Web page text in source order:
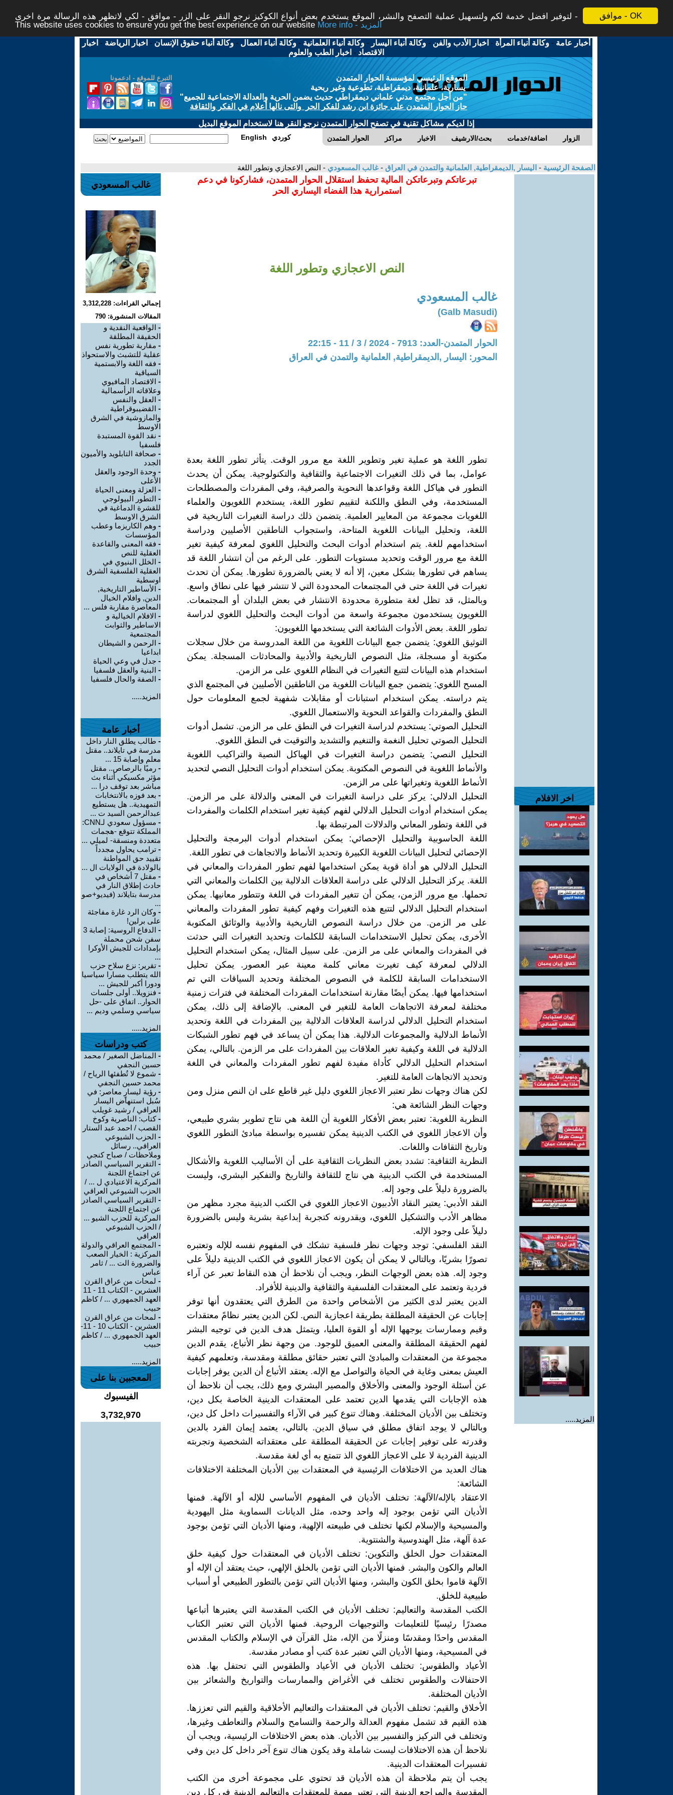
موافق - OK
لتوفير افضل خدمة لكم ولتسهيل عملية التصفح والنشر، الموقع يستخدم بعض أنواع الكوكيز نرجو النقر على الزر - موافق - لكي لاتظهر هذه الرسالة مرة اخرى -
This website uses cookies to ensure you get the best experience on our website
More info - المزيد
أخبار عامة -وكالة أنباء المرأة - اخبار الأدب والفن -وكالة أنباء اليسار -وكالة أنباء العلمانية -وكالة أنباء العمال -وكالة أنباء حقوق الإنسان - اخبار الرياضة - اخبار
الاقتصاد - اخبار الطب والعلوم
التبرع للموقع - ادعمونا
الموقع الرئيسي لمؤسسة الحوار المتمدن
يسارية، علمانية، ديمقراطية، تطوعية وغير ربحية
"من أجل مجتمع مدني علماني ديمقراطي حديث يضمن الحرية والعدالة الاجتماعية للجميع"
حاز الحوار المتمدن على جائزة ابن رشد للفكر الحر والتى نالها أعلام في الفكر والثقافة
إذا لديكم مشاكل تقنية في تصفح الحوار المتمدن نرجو النقر هنا لاستخدام الموقع البديل
الحوار المتمدن مراكز الاخبار بحث/الارشيف اضافة/خدمات الزوار English كوردي
الصفحة الرئيسية - اليسار ,الديمقراطية, العلمانية والتمدن في العراق - غالب المسعودي - النص الاعجازي وتطور اللغة
اخر الافلام
المزيد.....
تبرعاتكم وتبرعاتكن المالية تحفظ استقلال الحوار المتمدن، فشاركونا في دعم
استمرارية هذا الفضاء اليساري الحر
النص الاعجازي وتطور اللغة
غالب المسعودي
(Galb Masudi)
الحوار المتمدن-العدد: 7913 - 2024 / 3 / 11 - 22:15
المحور: اليسار ,الديمقراطية, العلمانية والتمدن في العراق
تطور اللغة هو عملية تغير وتطوير اللغة مع مرور الوقت. يتأثر تطور اللغة بعدة
عوامل، بما في ذلك التغيرات الاجتماعية والثقافية والتكنولوجية. يمكن أن يحدث
التطور في هياكل اللغة وقواعدها النحوية والصرفية، وفي المفردات والمصطلحات
المستخدمة، وفي النطق واللكنة لتقييم تطور اللغة، يستخدم اللغويون والعلماء
اللغويات مجموعة من المعايير العلمية. يتضمن ذلك دراسة التغيرات التاريخية في
اللغة، وتحليل البيانات اللغوية المتاحة، واستجواب الناطقين الأصليين ودراسة
استخدامهم للغة. يتم استخدام أدوات البحث والتحليل اللغوي لمعرفة كيفية تغير
اللغة مع مرور الوقت وتحديد مستويات التطور. على الرغم من أن انتشار اللغة قد
يساهم في تطورها بشكل معين، إلا أنه لا يعني بالضرورة تطورها. يمكن أن تحدث
تغيرات في اللغة حتى في المجتمعات المحدودة التي لا تنتشر فيها على نطاق واسع.
وبالمثل، قد تظل لغة متطورة محدودة الانتشار في بعض البلدان أو المجتمعات.
اللغويون يستخدمون مجموعة واسعة من أدوات البحث والتحليل اللغوي لدراسة
تطور اللغة. بعض الأدوات الشائعة التي يستخدمها اللغويون:
التوثيق اللغوي: يتضمن جمع البيانات اللغوية من اللغة المدروسة من خلال سجلات
مكتوبة أو مسجلة، مثل النصوص التاريخية والأدبية والمحادثات المسجلة. يمكن
استخدام هذه البيانات لتتبع التغيرات في النظام اللغوي على مر الزمن.
المسح اللغوي: يتضمن جمع البيانات اللغوية من الناطقين الأصليين في المجتمع الذي
يتم دراسته. يمكن استخدام استبانات أو مقابلات شفهية لجمع المعلومات حول
النطق والمفردات والقواعد النحوية والاستعمال اللغوي.
التحليل الصوتي: يستخدم لدراسة التغيرات في النطق على مر الزمن. تشمل أدوات
التحليل الصوتي تحليل النغمة والتنغيم والتشديد والتوقيت في النطق اللغوي.
التحليل النصي: يتضمن دراسة التغيرات في الهياكل النصية والتراكيب اللغوية
والأنماط اللغوية في النصوص المكتوبة. يمكن استخدام أدوات التحليل النصي لتحديد
الأنماط اللغوية وتغيراتها على مر الزمن.
التحليل الدلالي: يركز على دراسة التغيرات في المعنى والدلالة على مر الزمن.
يمكن استخدام أدوات التحليل الدلالي لفهم كيفية تغير استخدام الكلمات والمفردات
في اللغة وتطور المعاني والدلالات المرتبطة بها.
اللغة الحاسوبية والتحليل الإحصائي: يمكن استخدام أدوات البرمجة والتحليل
الإحصائي لتحليل البيانات اللغوية الكبيرة وتحديد الأنماط والاتجاهات في تطور اللغة.
التحليل الدلالي هو أداة قوية يمكن استخدامها لفهم تطور المفردات والمعاني في
اللغة. يركز التحليل الدلالي على دراسة العلاقات الدلالية بين الكلمات والمعاني التي
تحملها. مع مرور الزمن، يمكن أن تتغير المفردات في اللغة وتتطور معانيها. يمكن
استخدام التحليل الدلالي لتتبع هذه التغيرات وفهم كيفية تطور المفردات والمعاني
على مر الزمن. من خلال دراسة النصوص التاريخية والأدبية والوثائق المكتوبة
الأخرى، يمكن تحليل الاستخدامات السابقة للكلمات وتحديد التغيرات التي حدثت
في المفردات والمعاني على مر الزمن. على سبيل المثال، يمكن استخدام التحليل
الدلالي لمعرفة كيف تغيرت معاني كلمة معينة عبر العصور. يمكن تحليل
الاستخدامات السابقة للكلمة في النصوص المختلفة وتحديد السياقات التي تم
استخدامها فيها. يمكن أيضًا مقارنة استخدامات المفردات المختلفة في فترات زمنية
مختلفة لمعرفة الاتجاهات العامة للتغير في المعنى. بالإضافة إلى ذلك، يمكن
استخدام التحليل الدلالي لدراسة العلاقات الدلالية بين المفردات في اللغة وتحديد
الأنماط الدلالية والمجموعات الدلالية. هذا يمكن أن يساعد في فهم تطور الشبكات
الدلالية في اللغة وكيفية تغير العلاقات بين المفردات على مر الزمن. بالتالي، يمكن
استخدام التحليل الدلالي كأداة مفيدة لفهم تطور المفردات والمعاني في اللغة
وتحديد الاتجاهات العامة للتغير.
لكن هناك وجهات نظر تعتبر الاعجاز اللغوي دليل غير قاطع على ان النص منزل ومن
وجهات النظر الشائعة هي:
النظرية اللغوية: تعتبر بعض الأفكار اللغوية أن اللغة هي نتاج تطوير بشري طبيعي،
وأن الاعجاز اللغوي في الكتب الدينية يمكن تفسيره بواسطة مبادئ التطور اللغوي
وتاريخ الثقافات واللغات.
النظرية الثقافية: تشدد بعض النظريات الثقافية على أن الأساليب اللغوية والأشكال
المستخدمة في الكتب الدينية هي نتاج للثقافة والتاريخ والتفكير البشري، وليست
بالضرورة دليلاً على وجود إله.
النقد الأدبي: يعتبر النقاد الأدبيون الاعجاز اللغوي في الكتب الدينية مجرد مظهر من
مظاهر الأدب والتشكيل اللغوي، ويقدرونه كتجربة إبداعية بشرية وليس بالضرورة
دليلاً على وجود الإله.
النقد الفلسفي: توجد وجهات نظر فلسفية تشكك في المفهوم نفسه للإله وتعتبره
تصورًا بشريًا، وبالتالي لا يمكن أن يكون الاعجاز اللغوي في الكتب الدينية دليلاً على
وجود إله. هذه بعض الوجهات النظر، ويجب أن نلاحظ أن هذه النقاط تعبر عن آراء
فردية وتعتمد على المعتقدات الفلسفية والثقافية والدينية للأفراد.
الدين يعتبر لدى الكثير من الأشخاص واحدة من الطرق التي يعتقدون أنها توفر
إجابات عن الحقيقة المطلقة بطريقة اعجازية النص. لكن الدين يعتبر نظامً معتقدات
وقيم وممارسات يوجهها الإله أو القوة العليا، ويتمثل هدف الدين في توجيه البشر
لفهم الحقيقة المطلقة والمعنى العميق للوجود. من وجهة نظر الأتباع، يقدم الدين
مجموعة من المعتقدات والمبادئ التي تعتبر حقائق مطلقة ومقدسة، وتعلمهم كيفية
العيش بمعنى وغاية في الحياة والتواصل مع الإله. يعتقد الأتباع أن الدين يوفر إجابات
عن أسئلة الوجود والمعنى والأخلاق والمصير البشري ومع ذلك، يجب أن نلاحظ أن
هذه الإجابات التي يقدمها الدين تعتمد على المعتقدات الدينية الخاصة بكل دين،
وتختلف بين الأديان المختلفة. وهناك تنوع كبير في الآراء والتفسيرات داخل كل دين،
وبالتالي لا يوجد اتفاق مطلق في سياق الدين. بالتالي، يعتمد إيمان الفرد بالدين
وقدرته على توفير إجابات عن الحقيقة المطلقة على معتقداته الشخصية وتجربته
الدينية الفردية لا على الاعجاز اللغوي الذ تتمتع به أي لغة مقدسة.
هناك العديد من الاختلافات الرئيسية في المعتقدات بين الأديان المختلفة الاختلافات
الشائعة:
الاعتقاد بالإله/الآلهة: تختلف الأديان في المفهوم الأساسي للإله أو الآلهة. فمنها
الأديان التي تؤمن بوجود إله واحد وحده، مثل الديانات السماوية مثل اليهودية
والمسيحية والإسلام لكنها تختلف في طبيعته الإلهية، ومنها الأديان التي تؤمن بوجود
عدة آلهة، مثل الهندوسية والشنتوية.
المعتقدات حول الخلق والتكوين: تختلف الأديان في المعتقدات حول كيفية خلق
العالم والكون والبشر. فمنها الأديان التي تؤمن بالخلق الإلهي، حيث يعتقد أن الإله أو
الآلهة قاموا بخلق الكون والبشر، ومنها الأديان التي تؤمن بالتطور الطبيعي أو أسباب
طبيعية للخلق.
الكتب المقدسة والتعاليم: تختلف الأديان في الكتب المقدسة التي يعتبرها أتباعها
مصدرًا رئيسيًا للتعليمات والتوجيهات الروحية. فمنها الأديان التي تعتبر الكتاب
المقدس واحدًا ومقدسًا ومنزلًا من الإله، مثل القرآن في الإسلام والكتاب المقدس
في المسيحية، ومنها الأديان التي تعتبر عدة كتب أو مصادر مقدسة.
الأعياد والطقوس: تختلف الأديان في الأعياد والطقوس التي تحتفل بها. هذه
الاحتفالات والطقوس تختلف في الأغراض والممارسات والتواريخ والشعائر بين
الأديان المختلفة.
الأخلاق والقيم: تختلف الأديان في المعتقدات والتعاليم الأخلاقية والقيم التي تعززها.
هذه القيم قد تشمل مفهوم العدالة والرحمة والتسامح والسلام والتعاطف وغيرها،
وتختلف في التركيز والتفسير بين الأديان. هذه بعض الاختلافات الرئيسية، ويجب أن
نلاحظ أن هذه الاختلافات ليست شاملة وقد يكون هناك تنوع آخر داخل كل دين وفي
تفسيرات المعتقدات الدينية.
يجب أن يتم ملاحظة أن هذه الأديان قد تحتوي على مجموعة أخرى من الكتب
المقدسة والمراجع الدينية التي تعتبر مهمة للمعتقدات والتعاليم الدينية في كل دين
غالب المسعودي
إجمالي القراءات: 3,312,228
المقالات المنشورة: 790
- الواقعية النقدية و
الحقيقة المطلقة
- مقاربة تطورية نفس
عقلية للتشبث والاستحواذ
- فقه اللغة والابستمية
السياقية
- الاقتصاد المافيوي
وعلاقاته الرأسمالية
- العقل والنفس
- القضيبوقراطية
والمازوشية في الشرق
الاوسط
- نقد القوة المستبدة
فلسفيا
- صحافة التابلويد والأميون
الجدد
- وحدة الوجود والعقل
الأعلى
- العزلة ومعنى الحياة
- التطور البيولوجي
للقشرة الدماغية في
الشرق الاوسط
- وهم الكاريزما وعطب
المؤسسات
- فقه المعنى والقاعدة
العقلية للنص
- الخلل البنيوي في
العقلية الفلسفية الشرق
اوسطية
- الأساطير التاريخية,
الدين, وافلام الخيال
المعاصرة مقاربة فلس ...
- الافلام الخيالية و
الاساطير والثوابت
المجتمعية
- الرحمن و الشيطان
ابداعيا
- جدل في وعي الحياة
- البنية والعقل فلسفيا
- الصفة والحال فلسفيا
المزيد.....
أخبار عامة
- طالب يطلق النار داخل
مدرسة في تايلاند.. مقتل
معلم وإصابة 15 ...
- رميًا بالرصاص.. مقتل
مؤثر مكسيكي أثناء بث
مباشر بعد توقف درا ...
- بعد فوزه بالانتخابات
التمهيدية.. هل يستطيع
عبدالرحمن السيد ت ...
-
مسؤول سعودي لـCNN:
المملكة تتوقع -هجمات
متعددة ومنسقة- لميلي ...
- ترامب يحاول مجدداً
تقييد حق المواطنة
بالولادة في الولايات ال ...
-
مقتل 7 أشخاص في
حادث إطلاق النار في
مدرسة بتايلاند (فيديو+صو
...
- وكان الرد غارة مفاجئة
على برلين!
-
الدفاع الروسية: إصابة 3
سفن شحن محملة
بإمدادات للجيش الأوكرا
...
- تقرير: نزع سلاح حزب
الله يتطلب مسارا سياسيا
ودورا أكبر للجيش ...
- فنزويلا.. أولى جلسات
الحوار.. اتفاق على -حل
سياسي وسلمي وديم ...
المزيد.....
كتب ودراسات
- المناضل الصغير / محمد
حسين النجفي
- شموع لا تُطفئها الرياح /
محمد حسين النجفي
- رؤية ليسارٍ معاصر: في
سُبل استنهاض اليسار
العراقي / رشيد غويلب
-كتاب: الناصرية وكوخ
القصب / احمد عبد الستار
- الحزب الشيوعي
العراقي.. رسائل
وملاحظات / صباح كنجي
- التقرير السياسي الصادر
عن اجتماع اللجنة
المركزية الاعتيادي ل ... /
الحزب الشيوعي العراقي
- التقرير السياسي الصادر
عن اجتماع اللجنة
المركزية للحزب الشيو ...
/ الحزب الشيوعي
العراقي
- المجتمع العراقي والدولة
المركزية : الخيار الصعب
والضرورة الت ... / ثامر
عباس
- لمحات من عراق القرن
العشرين - الكتاب 11 - 11
العهد الجمهوري ... / كاظم
حبيب
- لمحات من عراق القرن
العشرين - الكتاب 10 - 11-
العهد الجمهوري ... / كاظم
حبيب
المزيد.....
المعجبين بنا على
الفيسبوك
3,732,970